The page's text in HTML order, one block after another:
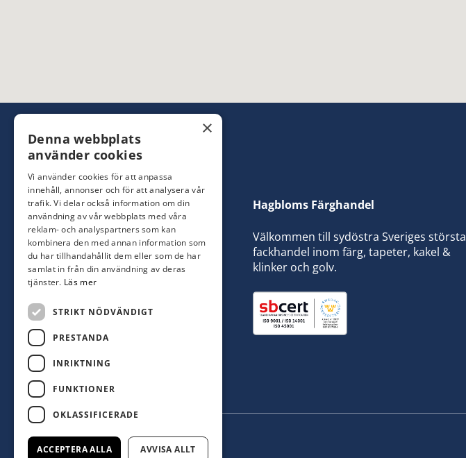
Hagbloms Färghandel
Välkommen till sydöstra Sveriges största
fackhandel inom färg, tapeter, kakel &
klinker och golv.
×
Denna webbplats
använder cookies
Vi använder cookies för att anpassa
innehåll, annonser och för att analysera vår
trafik. Vi delar också information om din
användning av vår webbplats med våra
reklam- och analyspartners som kan
kombinera den med annan information som
du har tillhandahållit dem eller som de har
samlat in från din användning av deras
tjänster. Läs mer
STRIKT NÖDVÄNDIGT
PRESTANDA
INRIKTNING
FUNKTIONER
OKLASSIFICERADE
ACCEPTERA ALLA AVVISA ALLT